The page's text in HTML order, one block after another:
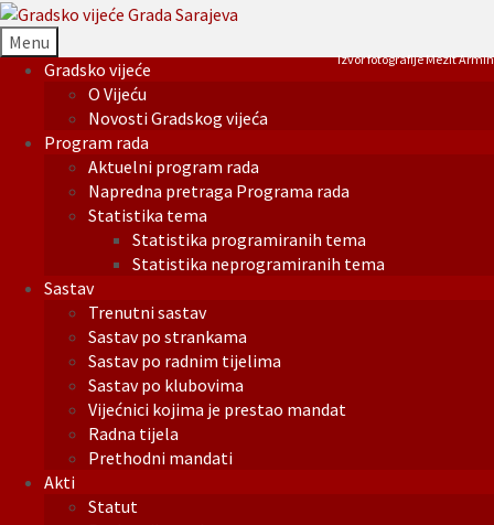
Menu
Gradsko vijeće
O Vijeću
Novosti Gradskog vijeća
Program rada
Aktuelni program rada
Napredna pretraga Programa rada
Statistika tema
Statistika programiranih tema
Statistika neprogramiranih tema
Sastav
Trenutni sastav
Sastav po strankama
Sastav po radnim tijelima
Sastav po klubovima
Vijećnici kojima je prestao mandat
Radna tijela
Prethodni mandati
Akti
Statut
Izvor fotografije Mezit Armin